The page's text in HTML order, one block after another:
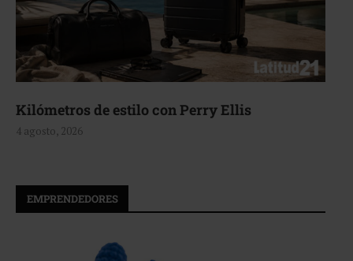
Aerie, texturas que fluyen
4 agosto, 2026
EMPRENDEDORES